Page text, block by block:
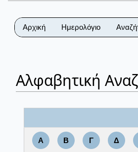
Αρχική Ημερολόγιο
Αλφαβητική
Α Β Γ Δ